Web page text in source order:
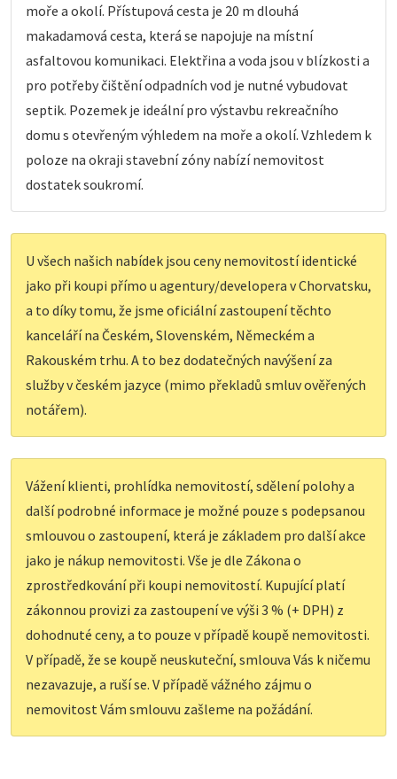
moře a okolí. Přístupová cesta je 20 m dlouhá
makadamová cesta, která se napojuje na místní
asfaltovou komunikaci. Elektřina a voda jsou v blízkosti a
pro potřeby čištění odpadních vod je nutné vybudovat
septik. Pozemek je ideální pro výstavbu rekreačního
domu s otevřeným výhledem na moře a okolí. Vzhledem k
poloze na okraji stavební zóny nabízí nemovitost
dostatek soukromí.
U všech našich nabídek jsou ceny nemovitostí identické
jako při koupi přímo u agentury/developera v Chorvatsku,
a to díky tomu, že jsme oficiální zastoupení těchto
kanceláří na Českém, Slovenském, Německém a
Rakouském trhu. A to bez dodatečných navýšení za
služby v českém jazyce (mimo překladů smluv ověřených
notářem).
Vážení klienti, prohlídka nemovitostí, sdělení polohy a
další podrobné informace je možné pouze s podepsanou
smlouvou o zastoupení, která je základem pro další akce
jako je nákup nemovitosti. Vše je dle Zákona o
zprostředkování při koupi nemovitostí. Kupující platí
zákonnou provizi za zastoupení ve výši 3 % (+ DPH) z
dohodnuté ceny, a to pouze v případě koupě nemovitosti.
V případě, že se koupě neuskuteční, smlouva Vás k ničemu
nezavazuje, a ruší se. V případě vážného zájmu o
nemovitost Vám smlouvu zašleme na požádání.